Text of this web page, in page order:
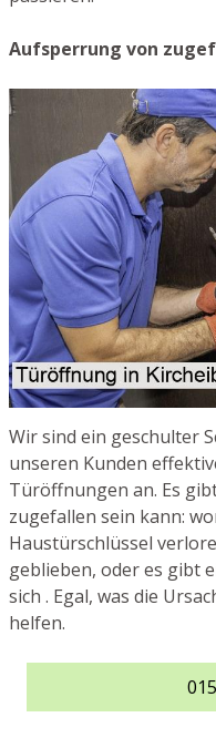
Aufsperrung von
Wir sind ein geschulter
unseren Kunden
Türöffnungen an. Es
zugefallen sein kann:
Haustürschlüssel
geblieben, oder es gibt
sich . Egal, was die
helfen.